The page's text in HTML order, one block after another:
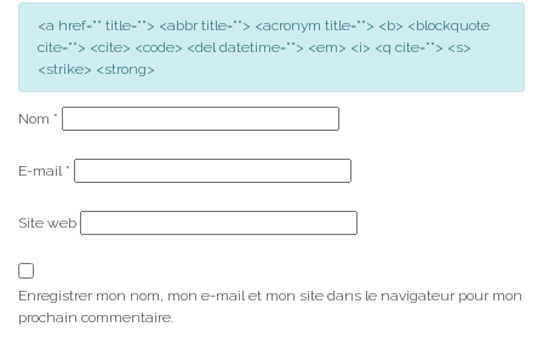
<a href="" title=""> <abbr title=""> <acronym title=""> <b> <blockquote
cite=""> <cite> <code> <del datetime=""> <em> <i> <q cite=""> <s>
<strike> <strong>
Nom *
E-mail *
Site web
Enregistrer mon nom, mon e-mail et mon site dans le navigateur pour mon
prochain commentaire.